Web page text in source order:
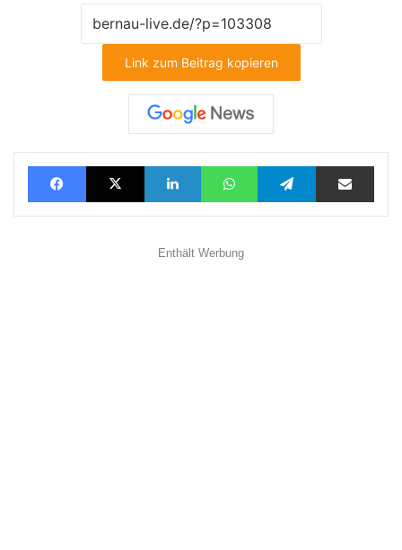
Link zum Beitrag kopieren
FacebookX LinkedInWhatsAppTelegramTeilen via E-Mail
Enthält Werbung